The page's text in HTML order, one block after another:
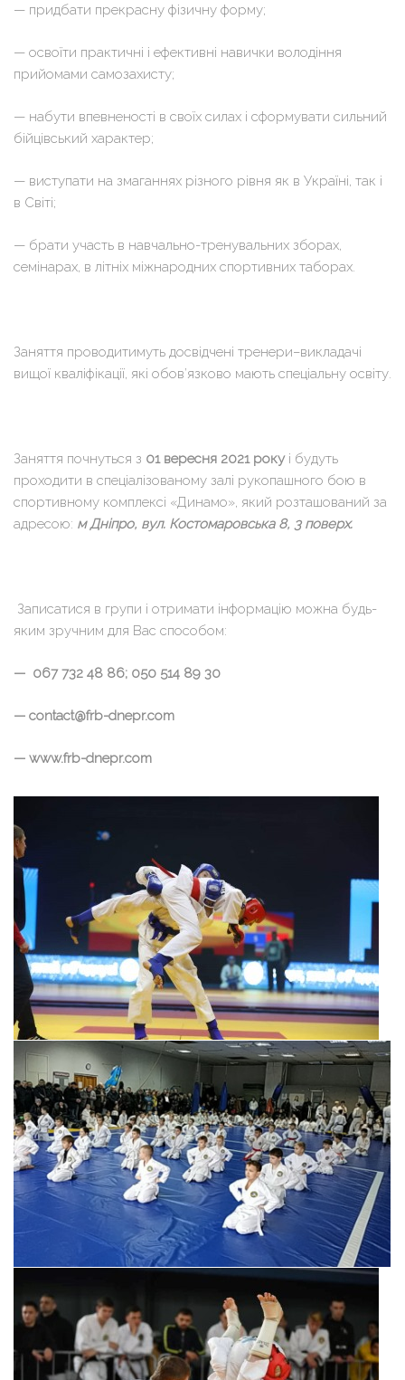
— придбати прекрасну фізичну форму;
— освоїти практичні і ефективні навички володіння
прийомами самозахисту;
— набути впевненості в своїх силах і сформувати сильний
бійцівський характер;
— виступати на змаганнях різного рівня як в Україні, так і
в Світі;
— брати участь в навчально-тренувальних зборах,
семінарах, в літніх міжнародних спортивних таборах.
Заняття проводитимуть досвідчені тренери–викладачі
вищої кваліфікації, які обов’язково мають спеціальну освіту.
Заняття почнуться з 01 вересня 2021 рокуі будуть
проходити в спеціалізованому залі рукопашного бою в
спортивному комплексі «Динамо», який розташований за
адресою: м Дніпро, вул. Костомаровська 8, 3 поверх.
Записатися в групи і отримати інформацію можна будь-
яким зручним для Вас способом:
— 067 732 48 86; 050 514 89 30
— contact@frb-dnepr.com
— www.frb-dnepr.com